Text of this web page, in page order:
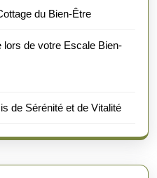
du Bien-Être
lors de votre Escale Bien-
de Sérénité et de Vitalité